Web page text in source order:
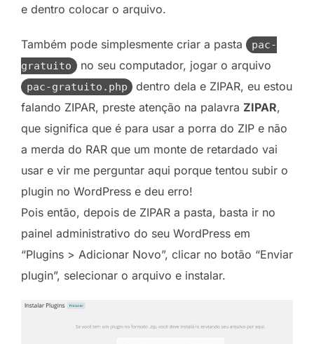
e dentro colocar o arquivo.
Também pode simplesmente criar a pasta
pac-
gratuito no seu computador, jogar o arquivo
pac-gratuito.php
dentro dela e ZIPAR, eu estou
falando ZIPAR, preste atenção na palavra ZIPAR,
que significa que é para usar a porra do ZIP e não
a merda do RAR que um monte de retardado vai
usar e vir me perguntar aqui porque tentou subir o
plugin no WordPress e deu erro!
Pois então, depois de ZIPAR a pasta, basta ir no
painel administrativo do seu WordPress em
“Plugins > Adicionar Novo”, clicar no botão “Enviar
plugin”, selecionar o arquivo e instalar.